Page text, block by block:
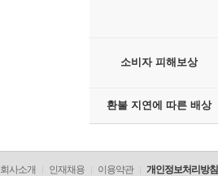
소비자 피해보상
환불 지연에 따른 배상
회사소개 인재채용 이용약관 개인정보처리방침